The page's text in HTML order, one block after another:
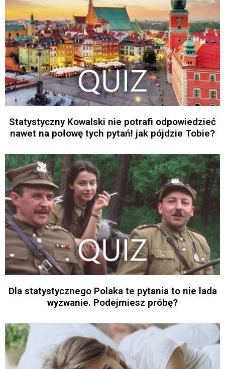
Statystyczny Kowalski nie potrafi odpowiedzieć
nawet na połowę tych pytań! jak pójdzie Tobie?
Dla statystycznego Polaka te pytania to nie lada
wyzwanie. Podejmiesz próbę?